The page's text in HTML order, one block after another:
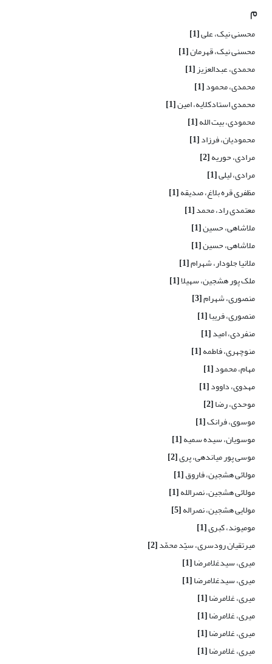
م
محسنی نیک، علی[1]
محسنی نیک، قهرمان[1]
محمدی، عبدالعزیز[1]
محمدی، محمود[1]
محمدی استادکلایه، امین[1]
محمودی، بیت الله[1]
محمودیان، فرزاد[1]
مرادی، حوریه[2]
مرادی، لیلی[1]
مظفری قره بلاغ، صدیقه[1]
معتمدی راد، محمد[1]
ملاشاهی، حسین[1]
ملاشاهی، حسین[1]
ملانیا جلودار، شهرام[1]
ملک پور هشجین، سهیلا[1]
منصوری، شهرام[3]
منصوری، فریبا[1]
منفردی، امید[1]
منوچهری، فاطمه[1]
مهام، محمود[1]
مهدوی، داوود[1]
موحدی، رضا[2]
موسوی، فرانک[1]
موسویان، سیده سمیه[1]
موسی پور میاندهی، پری[2]
مولائی هشجین، فاروق[1]
مولائی هشجین، نصرالله[1]
مولایی هشجین، نصراله[5]
مومیوند، کبری[1]
میرتقیان رودسری، سیّد محمّد[2]
میری، سیدغلامرضا[1]
میری، سیدغلامرضا[1]
میری، غلامرضا[1]
میری، غلامرضا[1]
میری، غلامرضا[1]
میری، غلامرضا[1]